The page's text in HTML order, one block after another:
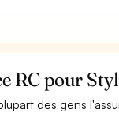
RC pour
des gens